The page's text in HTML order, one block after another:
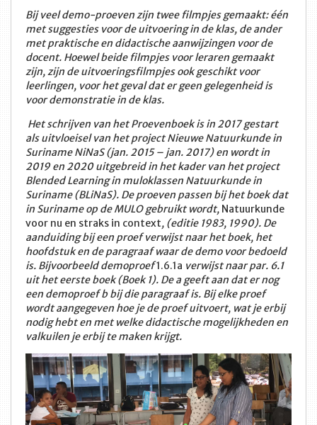
Bij veel demo-proeven zijn twee filmpjes gemaakt: één
met suggesties voor de uitvoering in de klas, de ander
met praktische en didactische aanwijzingen voor de
docent. Hoewel beide filmpjes voor leraren gemaakt
zijn, zijn de uitvoeringsfilmpjes ook geschikt voor
leerlingen, voor het geval dat er geen gelegenheid is
voor demonstratie in de klas.
Het schrijven van het Proevenboek is in 2017 gestart
als uitvloeisel van het project Nieuwe Natuurkunde in
Suriname NiNaS (jan. 2015 – jan. 2017) en wordt in
2019 en 2020 uitgebreid in het kader van het project
Blended Learning in muloklassen Natuurkunde in
Suriname (BLiNaS). De proeven passen bij het boek dat
in Suriname op de MULO gebruikt wordt, Natuurkunde
voor nu en straks in context, (editie 1983, 1990). De
aanduiding bij een proef verwijst naar het boek, het
hoofdstuk en de paragraaf waar de demo voor bedoeld
is. Bijvoorbeeld demoproef1.6.1a verwijst naar par. 6.1
uit het eerste boek (Boek 1). De a geeft aan dat er nog
een demoproef b bij die paragraaf is. Bij elke proef
wordt aangegeven hoe je de proef uitvoert, wat je erbij
nodig hebt en met welke didactische mogelijkheden en
valkuilen je erbij te maken krijgt.